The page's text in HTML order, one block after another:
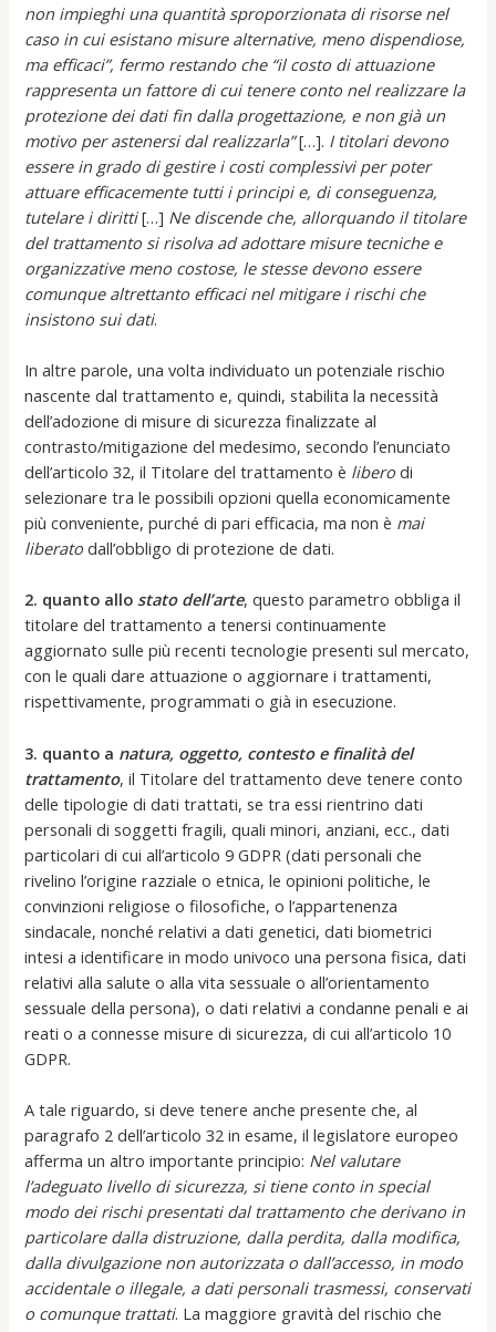
non impieghi una quantità sproporzionata di risorse nel
caso in cui esistano misure alternative, meno dispendiose,
ma efficaci”, fermo restando che “il costo di attuazione
rappresenta un fattore di cui tenere conto nel realizzare la
protezione dei dati fin dalla progettazione, e non già un
motivo per astenersi dal realizzarla”[…]. I titolari devono
essere in grado di gestire i costi complessivi per poter
attuare efficacemente tutti i principi e, di conseguenza,
tutelare i diritti[…] Ne discende che, allorquando il titolare
del trattamento si risolva ad adottare misure tecniche e
organizzative meno costose, le stesse devono essere
comunque altrettanto efficaci nel mitigare i rischi che
insistono sui dati.
In altre parole, una volta individuato un potenziale rischio
nascente dal trattamento e, quindi, stabilita la necessità
dell’adozione di misure di sicurezza finalizzate al
contrasto/mitigazione del medesimo, secondo l’enunciato
dell’articolo 32, il Titolare del trattamento è libero di
selezionare tra le possibili opzioni quella economicamente
più conveniente, purché di pari efficacia, ma non è mai
liberato dall’obbligo di protezione de dati.
2. quanto allo stato dell’arte, questo parametro obbliga il
titolare del trattamento a tenersi continuamente
aggiornato sulle più recenti tecnologie presenti sul mercato,
con le quali dare attuazione o aggiornare i trattamenti,
rispettivamente, programmati o già in esecuzione.
3. quanto a natura, oggetto, contesto e finalità del
trattamento, il Titolare del trattamento deve tenere conto
delle tipologie di dati trattati, se tra essi rientrino dati
personali di soggetti fragili, quali minori, anziani, ecc., dati
particolari di cui all’articolo 9 GDPR (dati personali che
rivelino l’origine razziale o etnica, le opinioni politiche, le
convinzioni religiose o filosofiche, o l’appartenenza
sindacale, nonché relativi a dati genetici, dati biometrici
intesi a identificare in modo univoco una persona fisica, dati
relativi alla salute o alla vita sessuale o all’orientamento
sessuale della persona), o dati relativi a condanne penali e ai
reati o a connesse misure di sicurezza, di cui all’articolo 10
GDPR.
A tale riguardo, si deve tenere anche presente che, al
paragrafo 2 dell’articolo 32 in esame, il legislatore europeo
afferma un altro importante principio: Nel valutare
l’adeguato livello di sicurezza, si tiene conto in special
modo dei rischi presentati dal trattamento che derivano in
particolare dalla distruzione, dalla perdita, dalla modifica,
dalla divulgazione non autorizzata o dall’accesso, in modo
accidentale o illegale, a dati personali trasmessi, conservati
o comunque trattati. La maggiore gravità del rischio che